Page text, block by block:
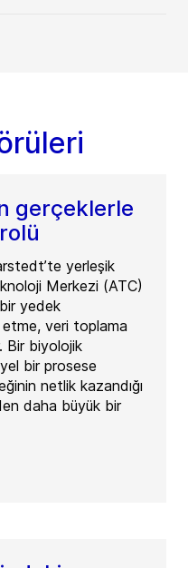
gerçeklerle
yerleşik
Merkezi (ATC)
yedek
etme, veri toplama
Bir biyolojik
bir prosese
netlik kazandığı
daha büyük bir